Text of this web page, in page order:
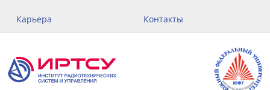
Карьера Контакты